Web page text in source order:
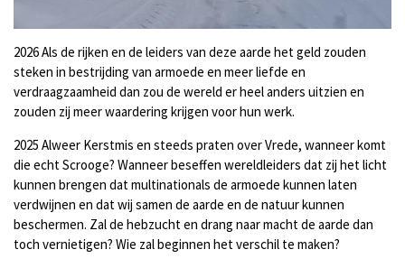
2026 Als de rijken en de leiders van deze aarde het geld zouden
steken in bestrijding van armoede en meer liefde en
verdraagzaamheid dan zou de wereld er heel anders uitzien en
zouden zij meer waardering krijgen voor hun werk.
2025 Alweer Kerstmis en steeds praten over Vrede, wanneer komt
die echt Scrooge? Wanneer beseffen wereldleiders dat zij het licht
kunnen brengen dat multinationals de armoede kunnen laten
verdwijnen en dat wij samen de aarde en de natuur kunnen
beschermen. Zal de hebzucht en drang naar macht de aarde dan
toch vernietigen? Wie zal beginnen het verschil te maken?